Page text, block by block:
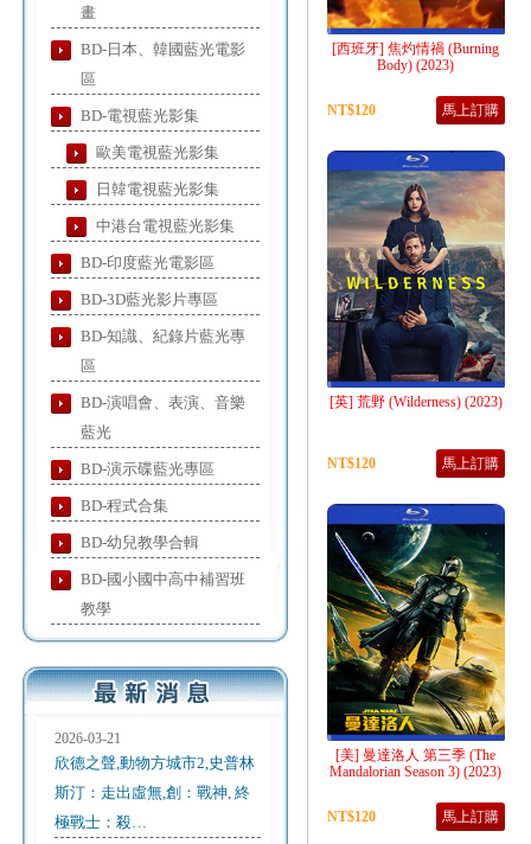
畫
BD-日本、韓國藍光電影
區
BD-電視藍光影集
歐美電視藍光影集
日韓電視藍光影集
中港台電視藍光影集
BD-印度藍光電影區
BD-3D藍光影片專區
BD-知識、紀錄片藍光專
區
BD-演唱會、表演、音樂
藍光
BD-演示碟藍光專區
BD-程式合集
BD-幼兒教學合輯
BD-國小國中高中補習班
教學
2026-03-21
欣德之聲,動物方城市2,史普林
斯汀：走出虛無,創：戰神, 終
極戰士：殺…
[西班牙] 焦灼情禍 (Burning
Body) (2023)
NT$120 馬上訂購
[英] 荒野 (Wilderness) (2023)
NT$120 馬上訂購
[美] 曼達洛人 第三季 (The
Mandalorian Season 3) (2023)
NT$120 馬上訂購